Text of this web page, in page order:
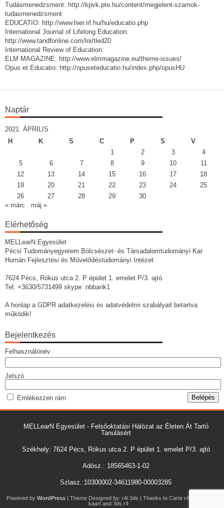
Tudásmenedzsment: http://kpvk.pte.hu/content/megjelent-szamok-
tudasmenedzsment
EDUCATIO: http://www.hier.iif.hu/hu/educatio.php
International Journal of Lifelong Education:
http://www.tandfonline.com/loi/tled20
International Review of Education:
ELM MAGAZINE: http://www.elmmagazine.eu/theme-issues/
Opus et Educatio: http://opuseteducatio.hu/index.php/opusHU
Naptár
2021. ÁPRILIS
H
K S C P S
V
1
2 3
4
5
6 7 8 9 10
11
12
13 14 15 16 17
18
19
20 21 22 23 24
25
26
27 28 29
30
« márc
máj »
Elérhetőség
MELLearN Egyesület
Pécsi Tudományegyetem Bölcsészet- és Társadalomtudományi Kar
Humán Fejlesztési és Művelődéstudományi Intézet
7624 Pécs, Rókus utca 2. P épület 1. emelet P/3. ajtó
Tel: +3630/5731499 skype: nbbank1
A honlap a GDPR adatkezelési és adatvédelmi szabályait betartva
működik!
Bejelentkezés
Felhasználónév
Jelszó
Emlékezzen rám
MELLearN Egyesület - Felsőoktatási Hálózat az Életen Át Tartó
Tanulásért
Székhely: 7624 Pécs, Rókus utca 2. P épület 1. emelet P/3. ajtó
Adósz.: 18565463-1-02
Szlasz.:10300002-34611980-00003285
Powered by WordPress | Theme Designed by: r4i 3ds | Thanks to Carte r4i
kaartand 3ds r4